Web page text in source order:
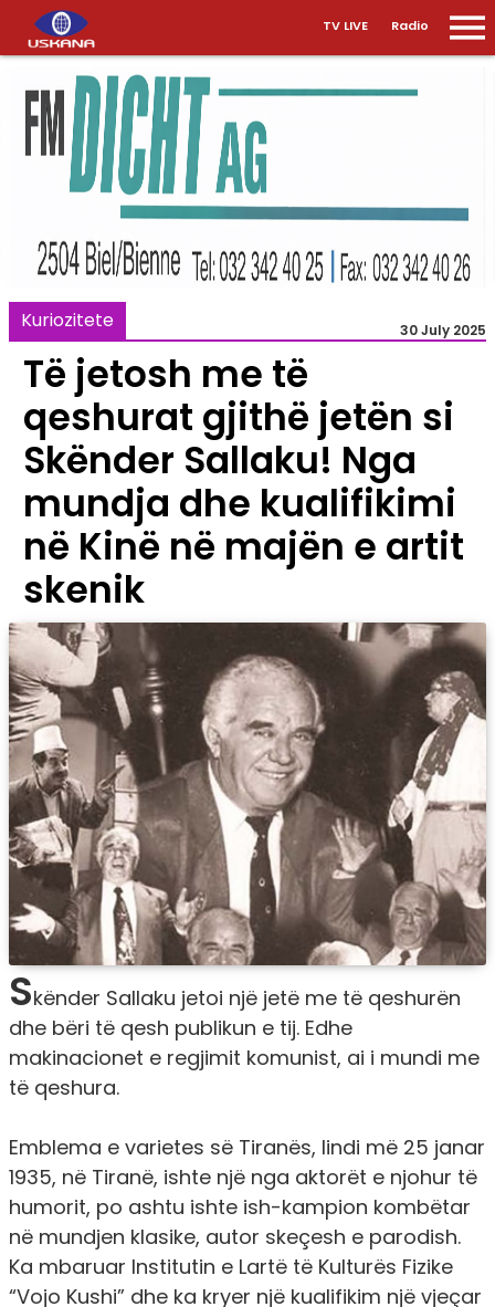
TV LIVE Radio
Kuriozitete 30 July 2025
Të jetosh me të
qeshurat gjithë jetën si
Skënder Sallaku! Nga
mundja dhe kualifikimi
në Kinë në majën e artit
skenik
Skënder Sallaku jetoi një jetë me të qeshurën
dhe bëri të qesh publikun e tij. Edhe
makinacionet e regjimit komunist, ai i mundi me
të qeshura.
Emblema e varietes së Tiranës, lindi më 25 janar
1935, në Tiranë, ishte një nga aktorët e njohur të
humorit, po ashtu ishte ish-kampion kombëtar
në mundjen klasike, autor skeçesh e parodish.
Ka mbaruar Institutin e Lartë të Kulturës Fizike
“Vojo Kushi” dhe ka kryer një kualifikim një vjeçar